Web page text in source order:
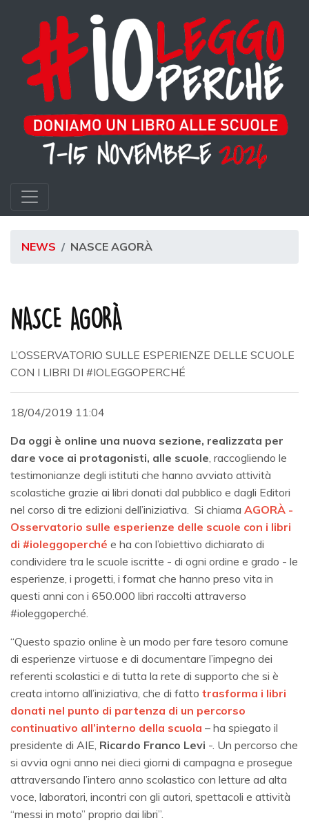
NEWS NASCE AGORÀ
NASCE AGORÀ
L’OSSERVATORIO SULLE ESPERIENZE DELLE SCUOLE
CON I LIBRI DI #IOLEGGOPERCHÉ
18/04/2019 11:04
Da oggi è online una nuova sezione, realizzata per
dare voce ai protagonisti, alle scuole, raccogliendo le
testimonianze degli istituti che hanno avviato attività
scolastiche grazie ai libri donati dal pubblico e dagli Editori
nel corso di tre edizioni dell’iniziativa. Si chiama AGORÀ -
Osservatorio sulle esperienze delle scuole con i libri
di #ioleggoperché e ha con l’obiettivo dichiarato di
condividere tra le scuole iscritte - di ogni ordine e grado - le
esperienze, i progetti, i format che hanno preso vita in
questi anni con i 650.000 libri raccolti attraverso
#ioleggoperché.
“Questo spazio online è un modo per fare tesoro comune
di esperienze virtuose e di documentare l’impegno dei
referenti scolastici e di tutta la rete di supporto che si è
creata intorno all’iniziativa, che di fatto trasforma i libri
donati nel punto di partenza di un percorso
continuativo all’interno della scuola – ha spiegato il
presidente di AIE, Ricardo Franco Levi -. Un percorso che
si avvia ogni anno nei dieci giorni di campagna e prosegue
attraversando l’intero anno scolastico con letture ad alta
voce, laboratori, incontri con gli autori, spettacoli e attività
“messi in moto” proprio dai libri”.